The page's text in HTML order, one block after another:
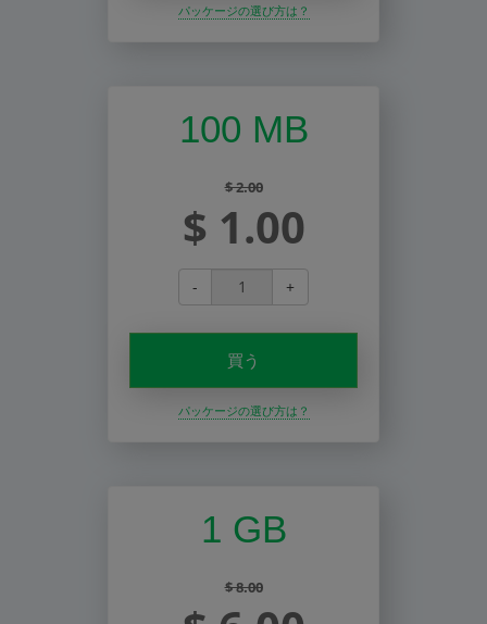
パッケージの選び方は？
100 MB
$ 2.00
$ 1.00
- +
買う
パッケージの選び方は？
1 GB
$ 8.00